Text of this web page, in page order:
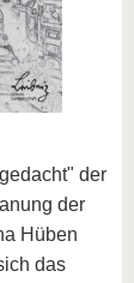
der
der
Hüben
das